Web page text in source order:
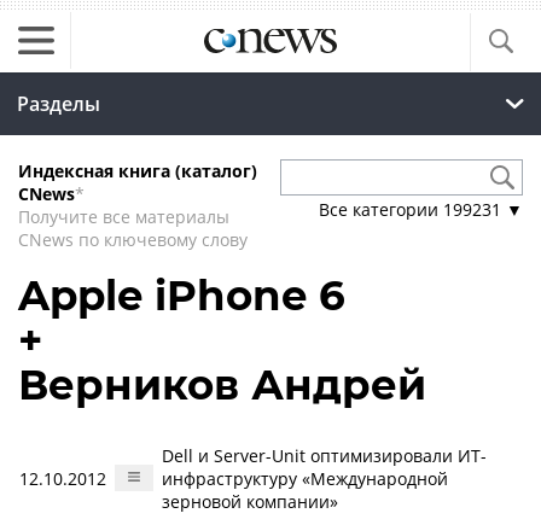
Разделы
Индексная книга (каталог)
CNews*
Получите все материалы
CNews по ключевому слову
Все категории 199231 ▼
Apple iPhone 6
+
Верников Андрей
12.10.2012
Dell и Server-Unit оптимизировали ИТ-
инфраструктуру «Международной
зерновой компании»